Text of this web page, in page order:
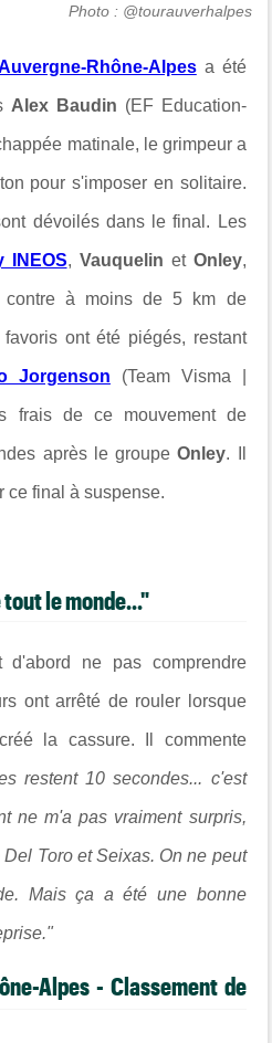
Photo : @tourauverhalpes
Rhône-Alpesa été
Alex Baudin (EF Education-
matinale, le grimpeur a
pour s'imposer en solitaire.
dévoilés dans le final. Les
INEOS, Vauquelin et Onley,
à moins de 5 km de
ont été piégés, restant
Jorgenson (Team Visma |
frais de ce mouvement de
après le groupeOnley. Il
ce final à suspense.
le monde..."
d'abord ne pas comprendre
ont arrêté de rouler lorsque
la cassure. Il commente
restent 10 secondes... c'est
ne m'a pas vraiment surpris,
Toro et Seixas. On ne peut
Mais ça a été une bonne
Alpes - Classement de